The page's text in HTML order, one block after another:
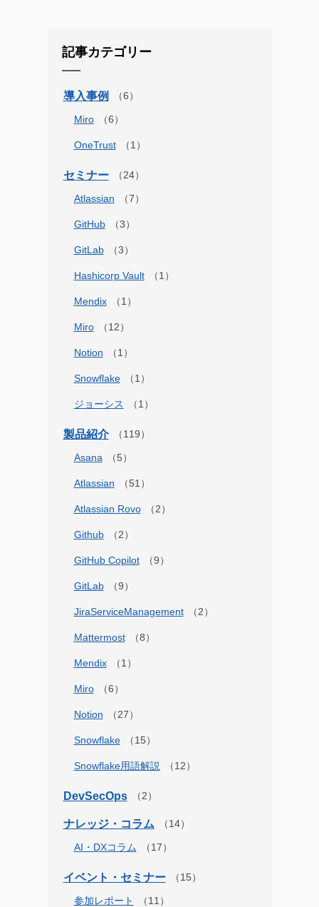
記事カテゴリー
導入事例
Miro
OneTrust
セミナー
Atlassian
GitHub
GitLab
Hashicorp Vault
Mendix
Miro
Notion
Snowflake
ジョーシス
製品紹介
Asana
Atlassian
Atlassian Rovo
Github
GitHub Copilot
GitLab
JiraServiceManagement
Mattermost
Mendix
Miro
Notion
Snowflake
Snowflake用語解説
DevSecOps
ナレッジ・コラム
AI・DXコラム
イベント・セミナー
参加レポート